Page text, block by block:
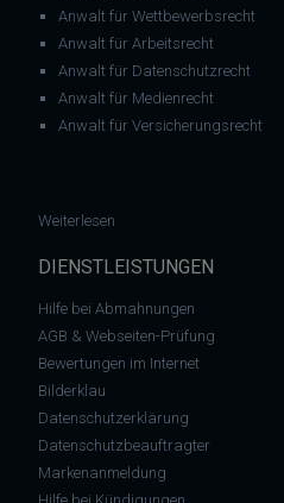
Anwalt für Wettbewerbsrecht
Anwalt für Arbeitsrecht
Anwalt für Datenschutzrecht
Anwalt für Medienrecht
Anwalt für Versicherungsrecht
Weiterlesen
DIENSTLEISTUNGEN
Hilfe bei Abmahnungen
AGB & Webseiten-Prüfung
Bewertungen im Internet
Bilderklau
Datenschutzerklärung
Datenschutzbeauftragter
Markenanmeldung